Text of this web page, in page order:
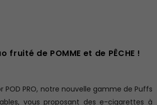
fruité de POMME et de PÊCHE !
POD PRO, notre nouvelle gamme de Puffs
vous proposant des e-cigarettes à